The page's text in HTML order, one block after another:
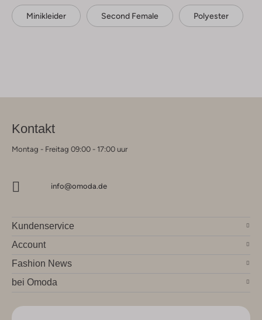
Minikleider Second Female Polyester
Kontakt
Montag - Freitag 09:00 - 17:00 uur
info@omoda.de
Kundenservice
Account
Fashion News
bei Omoda